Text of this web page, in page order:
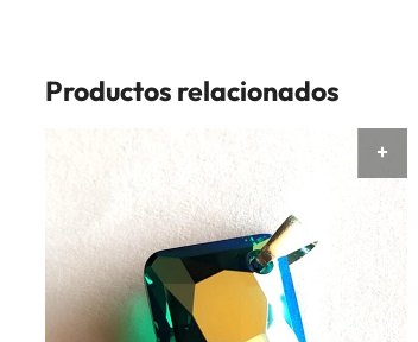
Productos relacionados